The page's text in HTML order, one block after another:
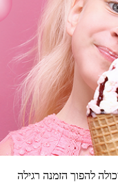
להפוך הזמנה רגילה